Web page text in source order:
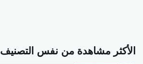
الأكثر مشاهدة من نفس التصنيف